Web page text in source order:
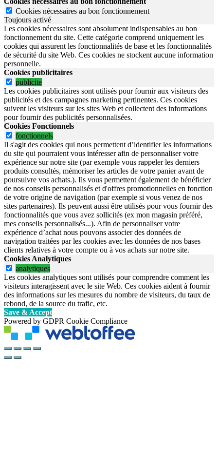
Cookies nécessaires au bon fonctionnement
Toujours activé
Les cookies nécessaires sont absolument indispensables au bon
fonctionnement du site. Cette catégorie comprend uniquement les
cookies qui assurent les fonctionnalités de base et les fonctionnalités
de sécurité du site Web. Ces cookies ne stockent aucune information
personnelle.
Cookies publicitaires
publicite
Les cookies publicitaires sont utilisés pour fournir aux visiteurs des
publicités et des campagnes marketing pertinentes. Ces cookies
suivent les visiteurs sur les sites Web et collectent des informations
pour fournir des publicités personnalisées.
Cookies Fonctionnels
fonctionnels
Il s'agit des cookies qui nous permettent d’identifier les informations
du site qui pourraient vous intéresser afin de personnaliser votre
expérience sur notre site (par exemple vous rappeler les derniers
produits consultés, mémoriser les articles de votre panier avant de
poursuivre vos achats.). Ils vous permettent également de bénéficier
de nos conseils personnalisés et d'offres promotionnelles en fonction
de votre origine de navigation (par exemple si vous venez de nos
sites partenaires). Ils peuvent aussi être utilisés pour vous fournir des
fonctionnalités que vous avez sollicités (ex mon magasin préféré,
mes conseils personnalisés...). Afin de personnaliser votre
expérience d’achat nous pouvons associer des données de
navigation traitées par les cookies avec les données de nos bases
clients relatives à votre compte ou à vos achats sur notre site.
Cookies Analytiques
analytiques
Les cookies analytiques sont utilisés pour comprendre comment les
visiteurs interagissent avec le site Web. Ces cookies aident à fournir
des informations sur les mesures du nombre de visiteurs, du taux de
rebond, de la source du trafic, etc.
Save & Accept
Powered by GDPR Cookie Compliance